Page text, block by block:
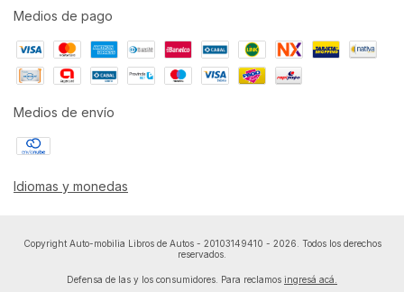
Medios de pago
Medios de envío
Idiomas y monedas
Copyright Auto-mobilia Libros de Autos - 20103149410 - 2026. Todos los derechos
reservados.
Defensa de las y los consumidores. Para reclamos ingresá acá.